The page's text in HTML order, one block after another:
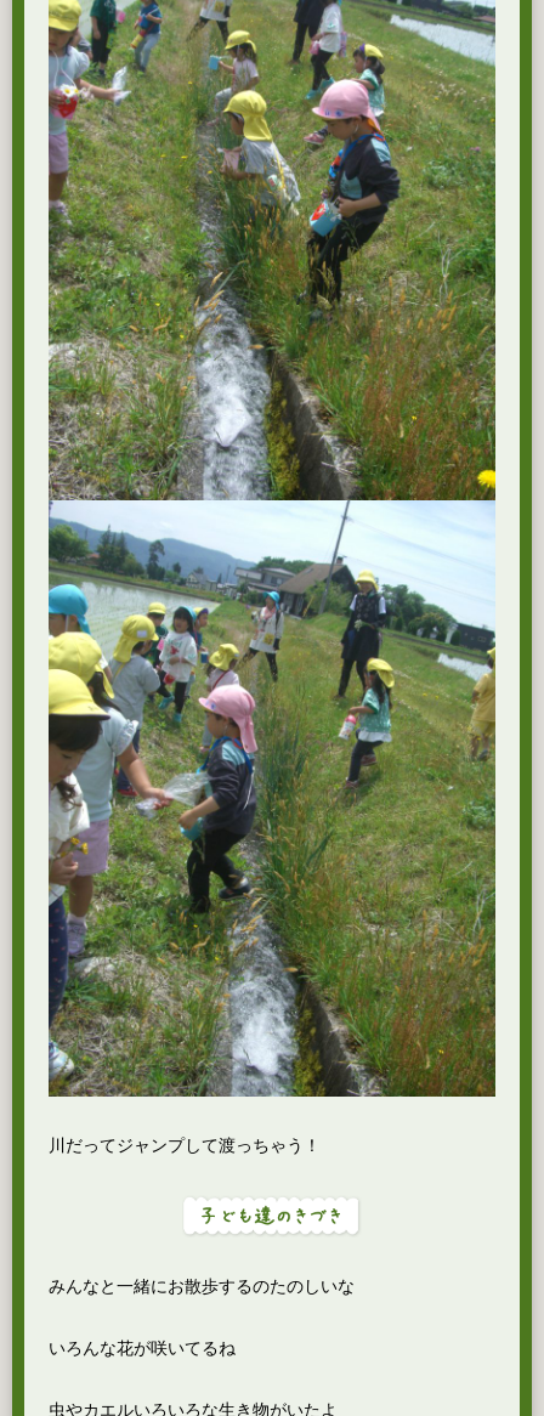
川だってジャンプして渡っちゃう！
みんなと一緒にお散歩するのたのしいな
いろんな花が咲いてるね
虫やカエルいろいろな生き物がいたよ